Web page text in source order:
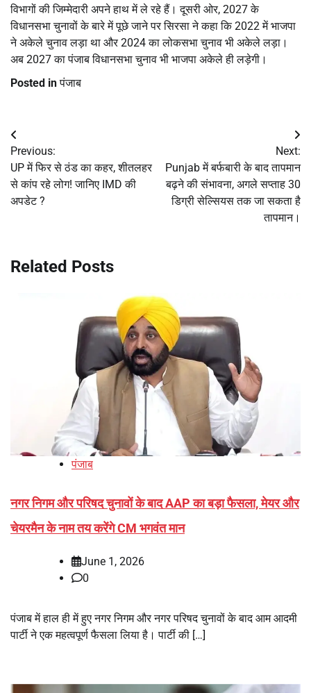
विभागों की जिम्मेदारी अपने हाथ में ले रहे हैं। दूसरी ओर, 2027 के
विधानसभा चुनावों के बारे में पूछे जाने पर सिरसा ने कहा कि 2022 में भाजपा
ने अकेले चुनाव लड़ा था और 2024 का लोकसभा चुनाव भी अकेले लड़ा।
अब 2027 का पंजाब विधानसभा चुनाव भी भाजपा अकेले ही लड़ेगी।
Posted inपंजाब
Post
navigation
Previous:
UP में फिर से ठंड का कहर, शीतलहर
से कांप रहे लोग! जानिए IMD की
अपडेट ?
Next:
Punjab में बर्फबारी के बाद तापमान
बढ़ने की संभावना, अगले सप्ताह 30
डिग्री सेल्सियस तक जा सकता है
तापमान।
Related Posts
पंजाब
नगर निगम और परिषद चुनावों के बाद AAP का बड़ा फैसला, मेयर और
चेयरमैन के नाम तय करेंगे CM भगवंत मान
June 1, 2026
0
पंजाब में हाल ही में हुए नगर निगम और नगर परिषद चुनावों के बाद आम आदमी
पार्टी ने एक महत्वपूर्ण फैसला लिया है। पार्टी की […]